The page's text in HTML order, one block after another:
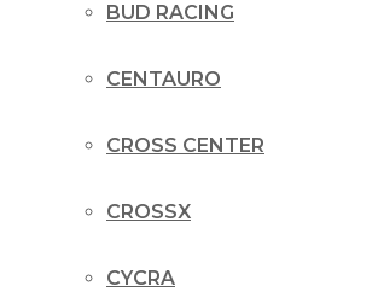
BUD RACING
CENTAURO
CROSS CENTER
CROSSX
CYCRA